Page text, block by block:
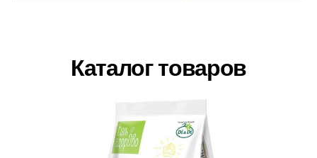
Каталог товаров